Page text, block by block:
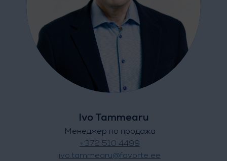
Ivo Tammearu
Менеджер по продажа
+372 510 4499
ivo.tammearu@favorte.ee